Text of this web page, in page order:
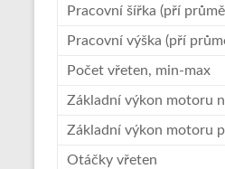
Pracovní šířka (pří
Pracovní výška (pří
Počet vřeten, min-max
Základní výkon motoru
Základní výkon motoru
Otáčky vřeten